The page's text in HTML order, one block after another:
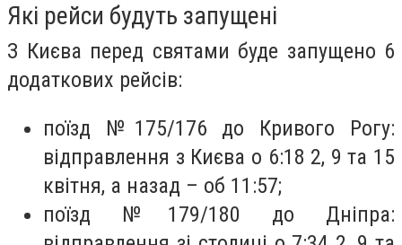
Які рейси будуть запущені
З Києва перед святами буде запущено 6
додаткових рейсів:
поїзд №175/176 до Кривого Рогу:
відправлення з Києва о 6:18 2, 9 та 15
квітня, а назад – об 11:57;
поїзд №179/180 до Дніпра: